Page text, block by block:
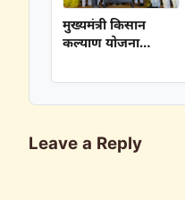
मुख्यमंत्री किसान
कल्याण योजना…
Leave a Reply